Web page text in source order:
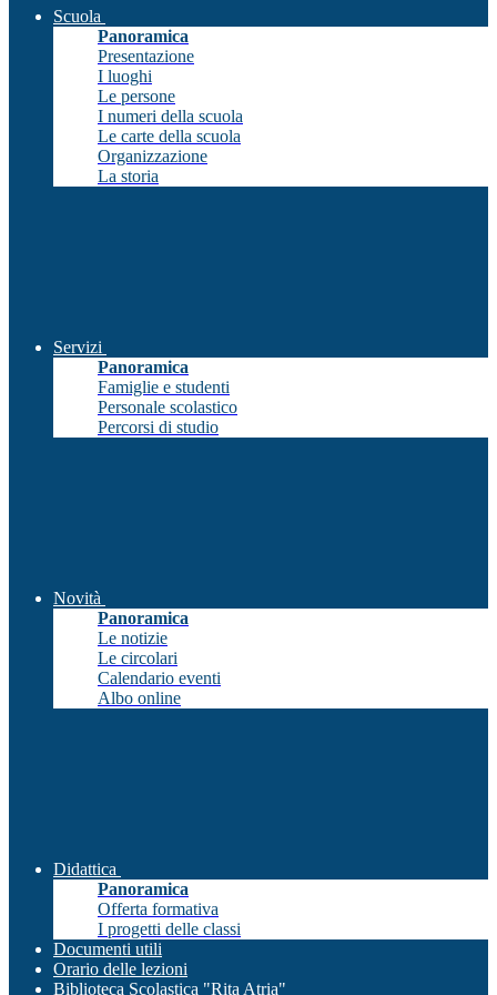
Scuola
Panoramica
Presentazione
I luoghi
Le persone
I numeri della scuola
Le carte della scuola
Organizzazione
La storia
Servizi
Panoramica
Famiglie e studenti
Personale scolastico
Percorsi di studio
Novità
Panoramica
Le notizie
Le circolari
Calendario eventi
Albo online
Didattica
Panoramica
Offerta formativa
I progetti delle classi
Documenti utili
Orario delle lezioni
Biblioteca Scolastica "Rita Atria"